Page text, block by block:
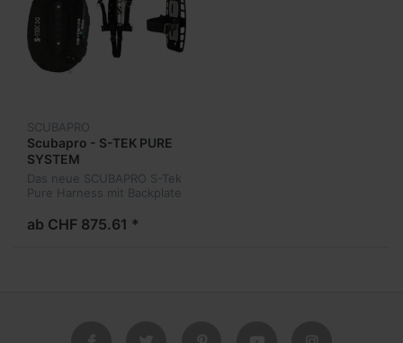
SCUBAPRO
Scubapro - S-TEK PURE
SYSTEM
Das neue SCUBAPRO S-Tek
Pure Harness mit Backplate
Right)-Konzept für das
ab CHF 875.61 *